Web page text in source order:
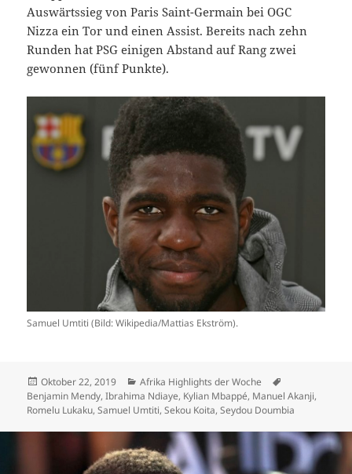
Auswärtssieg von Paris Saint-Germain bei OGC
Nizza ein Tor und einen Assist. Bereits nach zehn
Runden hat PSG einigen Abstand auf Rang zwei
gewonnen (fünf Punkte).
Samuel Umtiti (Bild: Wikipedia/Mattias Ekström).
Veröffentlicht
am
Oktober 22, 2019 Kategorien
Afrika Highlights der Woche
Benjamin Mendy,Ibrahima Ndiaye, Kylian Mbappé, Manuel Akanji,
Romelu Lukaku,Samuel Umtiti,Sekou Koita,Seydou Doumbia